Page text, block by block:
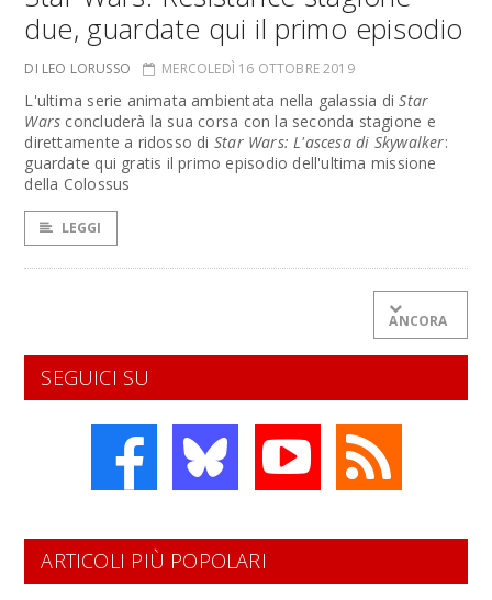
due, guardate qui il primo episodio
DI LEO LORUSSO MERCOLEDÌ 16 OTTOBRE 2019
L'ultima serie animata ambientata nella galassia diStar
Wars concluderà la sua corsa con la seconda stagione e
direttamente a ridosso di Star Wars: L'ascesa di Skywalker:
guardate qui gratis il primo episodio dell'ultima missione
della Colossus
LEGGI
ANCORA
SEGUICI SU
ARTICOLI PIÙ POPOLARI